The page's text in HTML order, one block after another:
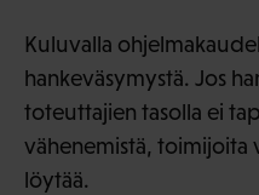
Kuluvalla
hankeväsymystä. Jos
toteuttajien tasolla ei
vähenemistä, toimijoita
löytää.